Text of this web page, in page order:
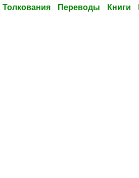
Толкования Переводы Книги